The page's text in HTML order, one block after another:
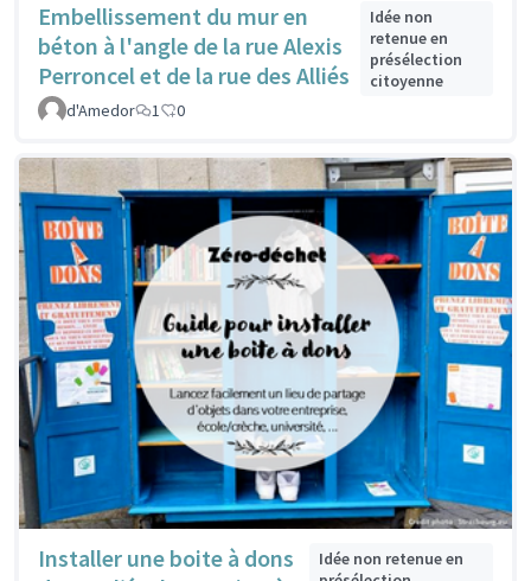
Embellissement du mur en
béton à l'angle de la rue Alexis
Perroncel et de la rue des Alliés
Idée non
retenue en
présélection
citoyenne
d'Amedor
1 0
Installer une boite à dons
Idée non retenue en